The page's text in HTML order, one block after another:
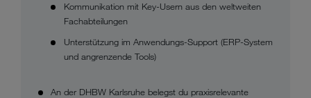
Kommunikation mit Key-Usern aus den weltweiten
Fachabteilungen
Unterstützung im Anwendungs-Support (ERP-System
und angrenzende Tools)
An der DHBW Karlsruhe belegst du praxisrelevante